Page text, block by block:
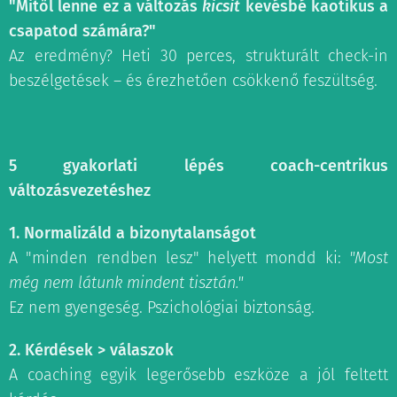
"Mitől lenne ez a változáskicsit kevésbé kaotikus a
csapatod számára?"
Az eredmény? Heti 30 perces, strukturált check-in
beszélgetések – és érezhetően csökkenő feszültség.
5 gyakorlati lépés coach-centrikus
változásvezetéshez
1. Normalizáld a bizonytalanságot
A "minden rendben lesz" helyett mondd ki: "Most
még nem látunk mindent tisztán."
Ez nem gyengeség. Pszichológiai biztonság.
2. Kérdések > válaszok
A coaching egyik legerősebb eszköze a jól feltett